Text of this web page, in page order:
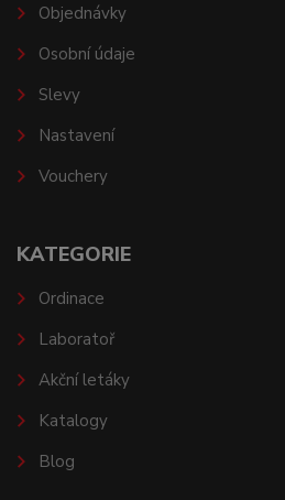
Objednávky
Osobní údaje
Slevy
Nastavení
Vouchery
KATEGORIE
Ordinace
Laboratoř
Akční letáky
Katalogy
Blog